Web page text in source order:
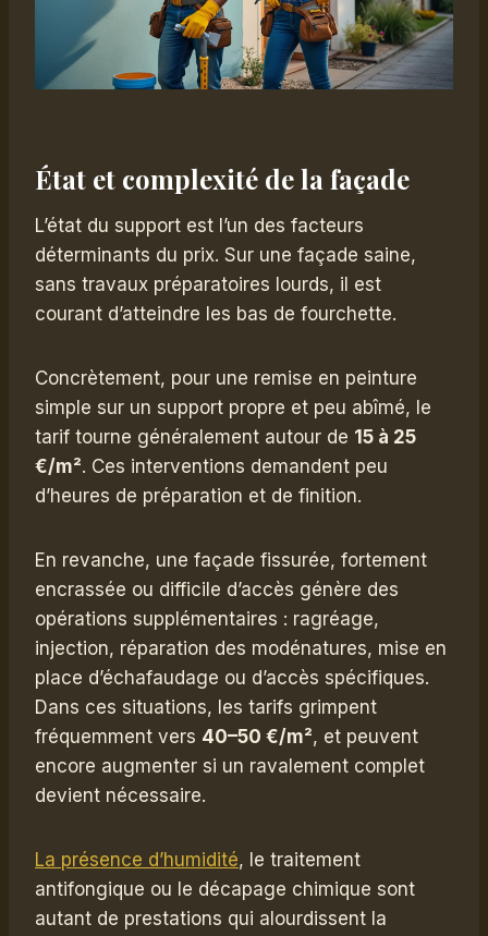
État et complexité de la façade
L’état du support est l’un des facteurs
déterminants du prix. Sur une façade saine,
sans travaux préparatoires lourds, il est
courant d’atteindre les bas de fourchette.
Concrètement, pour une remise en peinture
simple sur un support propre et peu abîmé, le
tarif tourne généralement autour de 15 à 25
€/m². Ces interventions demandent peu
d’heures de préparation et de finition.
En revanche, une façade fissurée, fortement
encrassée ou difficile d’accès génère des
opérations supplémentaires : ragréage,
injection, réparation des modénatures, mise en
place d’échafaudage ou d’accès spécifiques.
Dans ces situations, les tarifs grimpent
fréquemment vers 40–50 €/m², et peuvent
encore augmenter si un ravalement complet
devient nécessaire.
La présence d’humidité, le traitement
antifongique ou le décapage chimique sont
autant de prestations qui alourdissent la